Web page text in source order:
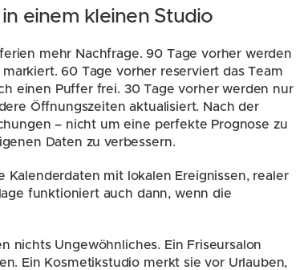
einem kleinen Studio
mehr Nachfrage. 90 Tage vorher werden
60 Tage vorher reserviert das Team
einen Puffer frei. 30 Tage vorher werden nur
Öffnungszeiten aktualisiert. Nach der
– nicht um eine perfekte Prognose zu
Daten zu verbessern.
Kalenderdaten mit lokalen Ereignissen, realer
funktioniert auch dann, wenn die
nichts Ungewöhnliches. Ein Friseursalon
Ein Kosmetikstudio merkt sie vor Urlauben,